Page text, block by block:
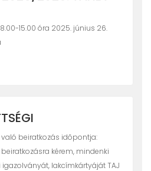
15.00 óra 2025. június 26.
való beiratkozás idõpontja:
beiratkozásra kérem, mindenki
lakcímkártyáját TAJ